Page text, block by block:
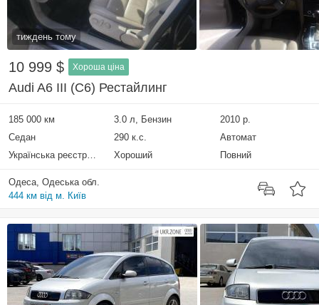
тиждень тому
10 999 $ Хороша ціна
Audi A6 III (C6) Рестайлинг
185 000 км 3.0 л, Бензин
2010 р.
Седан
290 к.с.
Автомат
Українська реєстрація
Хороший Повний
Одеса, Одеська обл.
444 км від м. Київ